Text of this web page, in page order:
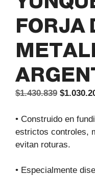
FORJA
$1.430.839 El
original
era:
$
• Construido en
estrictos controles,
evitan roturas.
• Especialmente